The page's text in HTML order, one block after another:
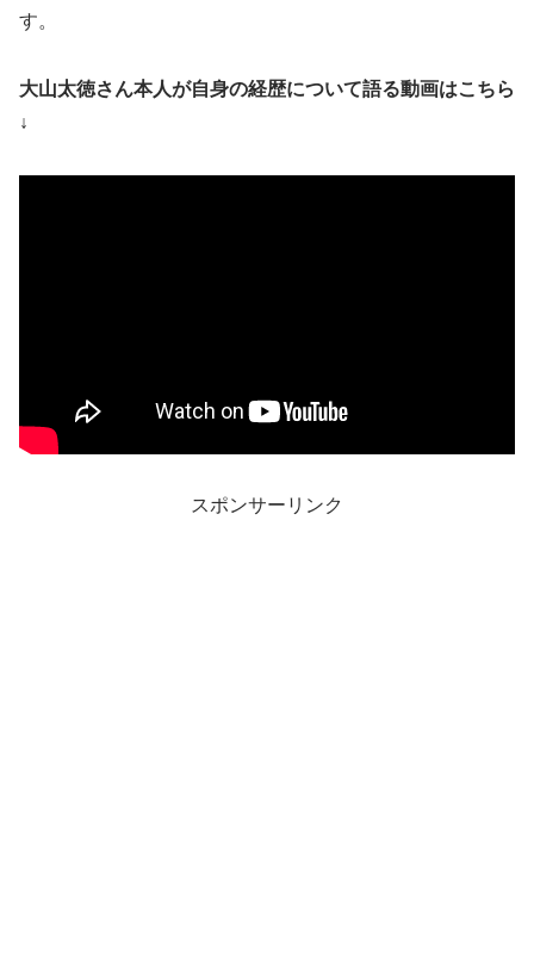
す。
大山太徳さん本人が自身の経歴について語る動画はこちら
↓
スポンサーリンク